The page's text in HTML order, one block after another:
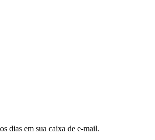
dias em sua caixa de e-mail.